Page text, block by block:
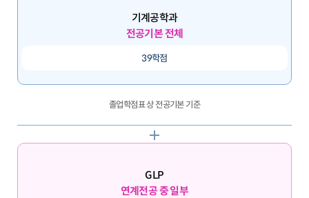
기계공학과
전공기본 전체
39학점
졸업학점표 상 전공기본 기준
GLP
연계전공 중 일부